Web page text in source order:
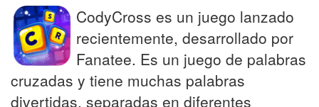
CodyCross es un juego lanzado
recientemente, desarrollado por
Fanatee. Es un juego de palabras
cruzadas y tiene muchas palabras
divertidas, separadas en diferentes